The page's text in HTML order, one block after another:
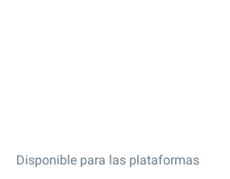
Disponible para las plataformas